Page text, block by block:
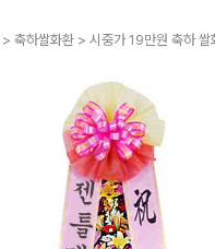
> 축하쌀화환 > 시중가 19만원 축하